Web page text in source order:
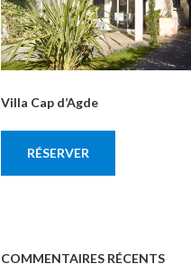
Villa Cap d’Agde
RÉSERVER
COMMENTAIRES RÉCENTS